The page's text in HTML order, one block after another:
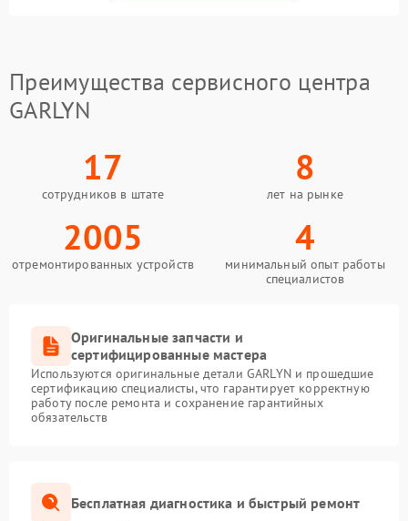
Преимущества сервисного центра
GARLYN
17
сотрудников в штате
8
лет на рынке
2005
отремонтированных устройств
4
минимальный опыт работы
специалистов
Оригинальные запчасти и
сертифицированные мастера
Используются оригинальные детали GARLYN и прошедшие
сертификацию специалисты, что гарантирует корректную
работу после ремонта и сохранение гарантийных
обязательств
Бесплатная диагностика и быстрый ремонт